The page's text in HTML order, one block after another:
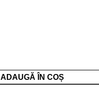
ADAUGĂ ÎN COȘ